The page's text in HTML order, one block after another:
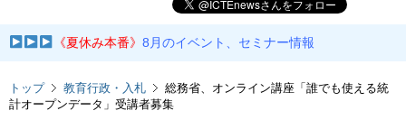
《夏休み本番》8月のイベント、セミナー情報
トップ 教育行政・入札
総務省、オンライン講座「誰でも使える統
計オープンデータ」受講者募集